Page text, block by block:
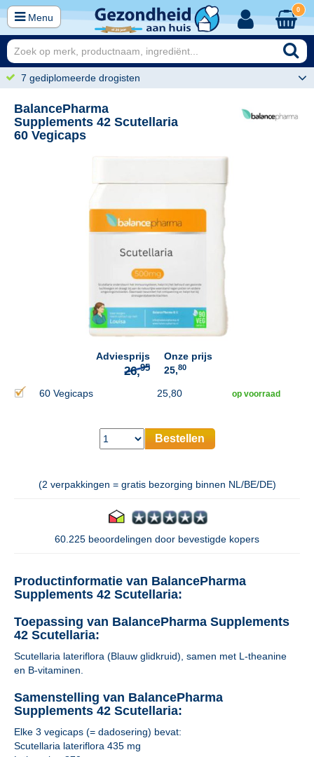
Menu
0
7 gediplomeerde drogisten
BalancePharma
Supplements 42 Scutellaria
60 Vegicaps
Adviesprijs
26,95
Onze prijs
25,80
60 Vegicaps 25,80 op voorraad
Bestellen
(2 verpakkingen = gratis bezorging binnen NL/BE/DE)
60.225 beoordelingen door bevestigde kopers
Productinformatie van BalancePharma
Supplements 42 Scutellaria:
Toepassing van BalancePharma Supplements
42 Scutellaria:
Scutellaria lateriflora (Blauw glidkruid), samen met L-theanine
en B-vitaminen.
Samenstelling van BalancePharma
Supplements 42 Scutellaria:
Elke 3 vegicaps (= dadosering) bevat:
Scutellaria lateriflora 435 mg